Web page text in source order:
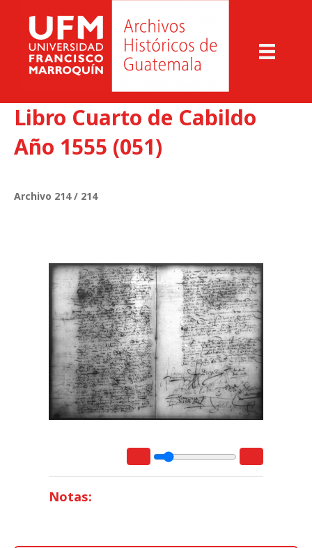
Libro Cuarto de Cabildo
Año 1555 (051)
Archivo 214 / 214
Notas: